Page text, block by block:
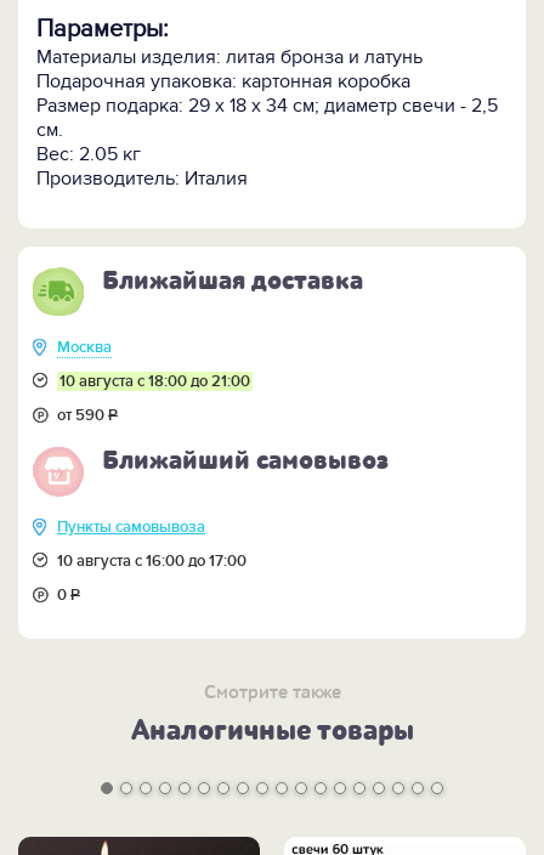
Параметры:
Материалы изделия: литая бронза и латунь
Подарочная упаковка: картонная коробка
Размер подарка: 29 x 18 x 34 см; диаметр свечи - 2,5
см.
Вес: 2.05 кг
Производитель: Италия
Ближайшая доставка
Москва
10 августа с 18:00 до 21:00
от 590Р
Ближайший самовывоз
Пункты самовывоза
10 августа с 16:00 до 17:00
0Р
Смотрите также
Аналогичные товары